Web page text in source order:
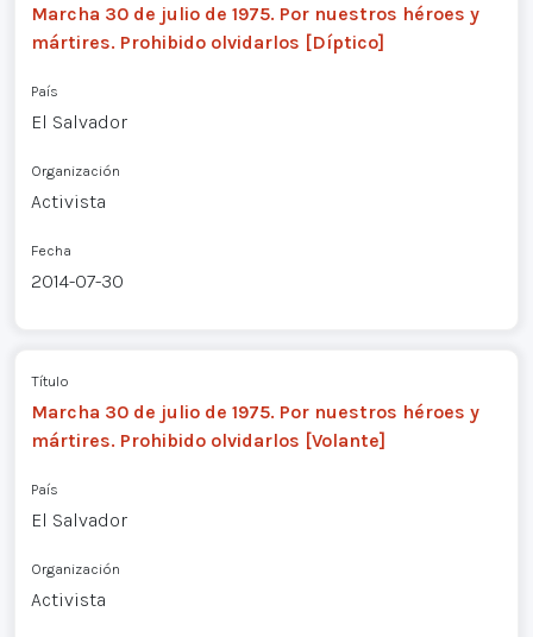
Marcha 30 de julio de 1975. Por nuestros héroes y
mártires. Prohibido olvidarlos [Díptico]
País
El Salvador
Organización
Activista
Fecha
2014-07-30
Título
Marcha 30 de julio de 1975. Por nuestros héroes y
mártires. Prohibido olvidarlos [Volante]
País
El Salvador
Organización
Activista